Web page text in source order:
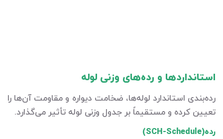
استانداردها و رده‌های وزنی لوله
رده‌بندی استاندارد لوله‌ها، ضخامت دیواره و مقاومت آن‌ها را
تعیین کرده و مستقیماً بر جدول وزنی لوله تأثیر می‌گذارد.
رده(SCH-Schedule)